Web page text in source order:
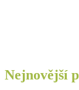
Nejnovější